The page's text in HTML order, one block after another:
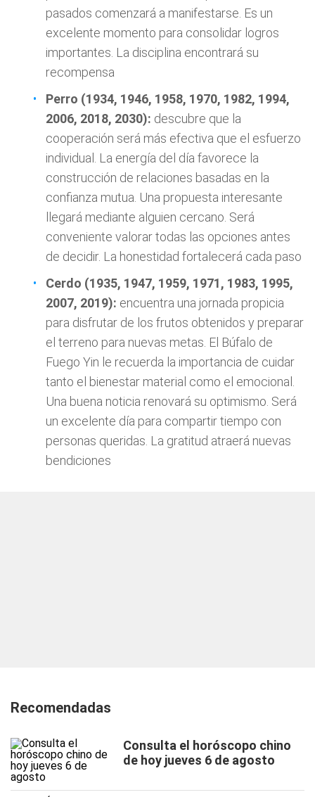
pasados comenzará a manifestarse. Es un
excelente momento para consolidar logros
importantes. La disciplina encontrará su
recompensa
Perro (1934, 1946, 1958, 1970, 1982, 1994,
2006, 2018, 2030): descubre que la
cooperación será más efectiva que el esfuerzo
individual. La energía del día favorece la
construcción de relaciones basadas en la
confianza mutua. Una propuesta interesante
llegará mediante alguien cercano. Será
conveniente valorar todas las opciones antes
de decidir. La honestidad fortalecerá cada paso
Cerdo (1935, 1947, 1959, 1971, 1983, 1995,
2007, 2019): encuentra una jornada propicia
para disfrutar de los frutos obtenidos y preparar
el terreno para nuevas metas. El Búfalo de
Fuego Yin le recuerda la importancia de cuidar
tanto el bienestar material como el emocional.
Una buena noticia renovará su optimismo. Será
un excelente día para compartir tiempo con
personas queridas. La gratitud atraerá nuevas
bendiciones
Recomendadas
Consulta el horóscopo chino
de hoy jueves 6 de agosto